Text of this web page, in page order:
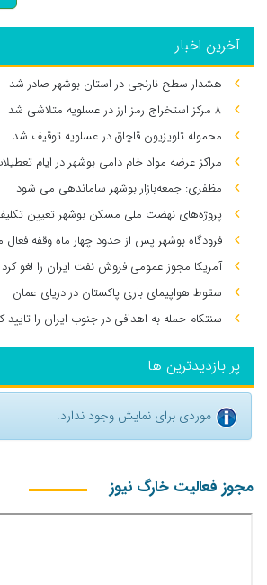
آخرین اخبار
هشدار سطح نارنجی در استان بوشهر صادر شد
۸ مرکز استخراج رمز ارز در عسلویه متلاشی شد
محموله تلویزیون قاچاق در عسلویه توقیف شد
مراکز عرضه مواد خام دامی بوشهر در ایام
مظفری: جمعه‌بازار بوشهر ساماندهی می‌ شود
پروژه‌های نهضت ملی مسکن بوشهر تعیین
فرودگاه بوشهر پس از حدود چهار ماه وقفه
آمریکا مجوز عمومی فروش نفت ایران را لغو کرد
سقوط هواپیمای باری پاکستان در دریای عمان
سنتکام حمله به اهدافی در جنوب ایران را تایید
پر بازدیدترین ها
موردی برای نمایش وجود ندارد.
مجوز فعالیت خارگ نیوز